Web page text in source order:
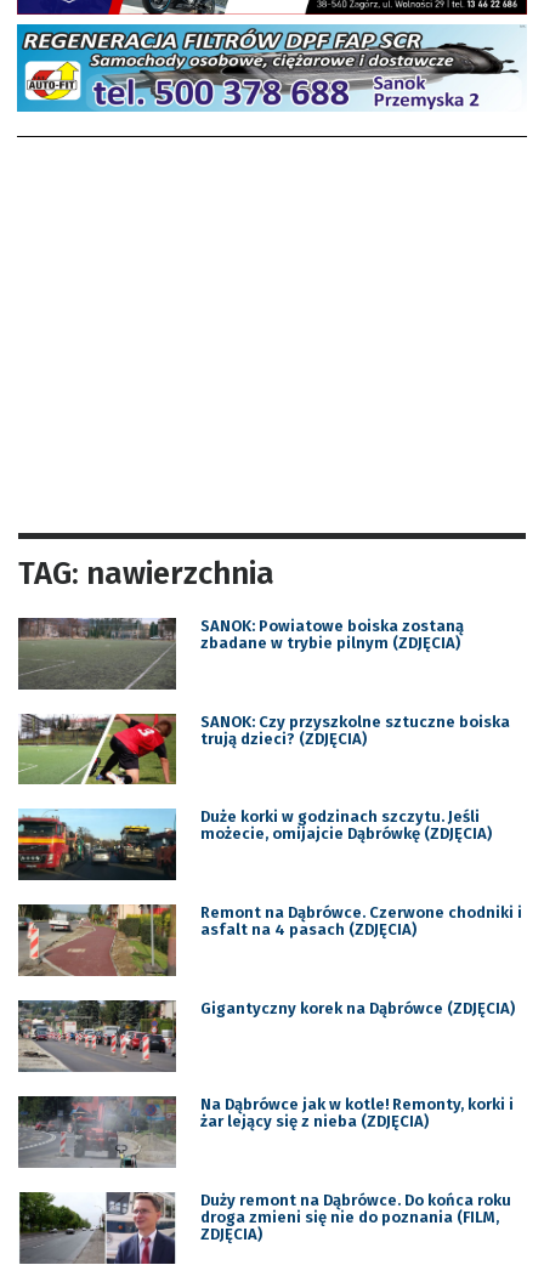
TAG: nawierzchnia
SANOK: Powiatowe boiska zostaną
zbadane w trybie pilnym (ZDJĘCIA)
SANOK: Czy przyszkolne sztuczne boiska
trują dzieci? (ZDJĘCIA)
Duże korki w godzinach szczytu. Jeśli
możecie, omijajcie Dąbrówkę (ZDJĘCIA)
Remont na Dąbrówce. Czerwone chodniki i
asfalt na 4 pasach (ZDJĘCIA)
Gigantyczny korek na Dąbrówce (ZDJĘCIA)
Na Dąbrówce jak w kotle! Remonty, korki i
żar lejący się z nieba (ZDJĘCIA)
Duży remont na Dąbrówce. Do końca roku
droga zmieni się nie do poznania (FILM,
ZDJĘCIA)